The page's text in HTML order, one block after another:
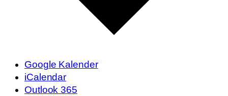
Google Kalender
iCalendar
Outlook 365